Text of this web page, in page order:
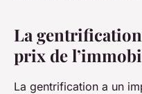
La gentrification
prix de
La gentrification a un